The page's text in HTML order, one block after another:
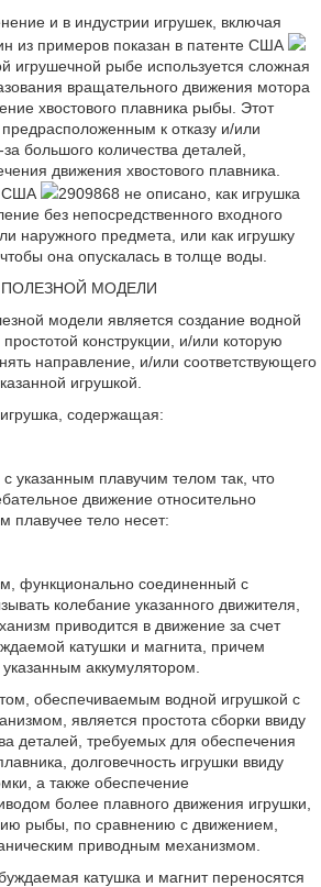
и в индустрии игрушек, включая
из примеров показан в патенте США
игрушечной рыбе используется сложная
вращательного движения мотора
хвостового плавника рыбы. Этот
к отказу и/или
большого количества деталей,
движения хвостового плавника.
США
2909868 не описано, как игрушка
без непосредственного входного
наружного предмета, или как игрушку
она опускалась в толще воды.
МОДЕЛИ
модели является создание водной
конструкции, и/или которую
направление, и/или соответствующего
игрушкой.
содержащая:
указанным плавучим телом так, что
движение относительно
плавучее тело несет:
функционально соединенный с
колебание указанного движителя,
приводится в движение за счет
катушки и магнита, причем
аккумулятором.
обеспечиваемым водной игрушкой с
является простота сборки ввиду
деталей, требуемых для обеспечения
долговечность игрушки ввиду
а также обеспечение
более плавного движения игрушки,
рыбы, по сравнению с движением,
приводным механизмом.
катушка и магнит переносятся